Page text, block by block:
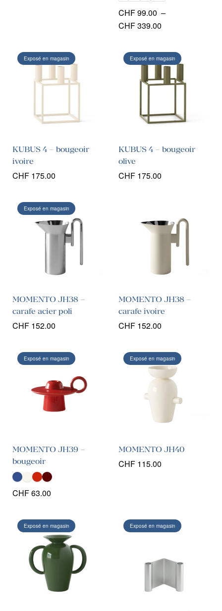
CHF99.00 –
CHF339.00
prix :
CHF 99.00
à
CHF 339.00
KUBUS 4 – bougeoir
ivoire
CHF 175.00
Exposé en magasin
KUBUS 4 – bougeoir
olive
CHF 175.00
Exposé en magasin
MOMENTO JH38 –
carafe acier poli
CHF 152.00
Exposé en magasin
MOMENTO JH38 –
carafe ivoire
CHF 152.00
MOMENTO JH39 –
bougeoir
CHF63.00
Exposé en magasin
MOMENTO JH40
CHF 115.00
Exposé en magasin
Exposé en magasin Exposé en magasin